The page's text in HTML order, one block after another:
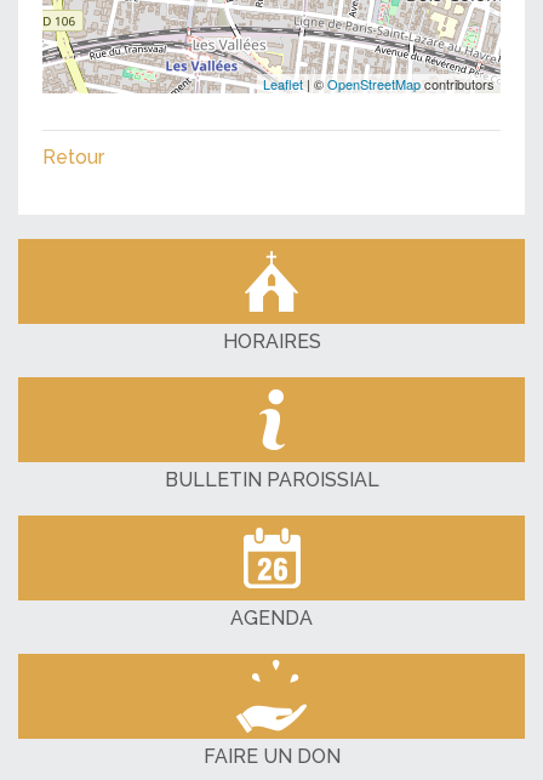
Leaflet | ©OpenStreetMapcontributors
Retour
HORAIRES
BULLETIN PAROISSIAL
AGENDA
FAIRE UN DON